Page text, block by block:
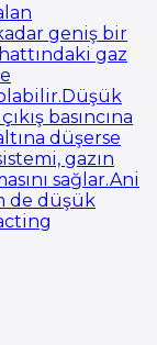
geniş bir
gaz
basıncına
düşerse
gazın
sağlar.Ani
de düşük